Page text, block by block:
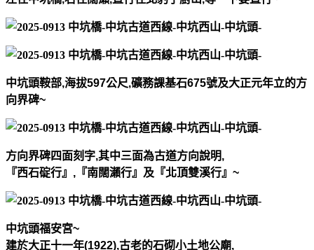
中坑頭鞍部,海拔597公尺,礦務課基石675號及大正元年立的方
向界碑~
方向界碑四面刻字,其中三面為古道方向說明,
『西石碇行』 , 『南闊瀨行』及『北頂雙溪行』 ~
中坑頭福安宮~
建於大正十一年(1922),古老的石砌小土地公廟,